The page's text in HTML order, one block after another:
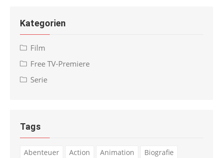
Kategorien
Film
Free TV-Premiere
Serie
Tags
Abenteuer Action Animation
Biografie